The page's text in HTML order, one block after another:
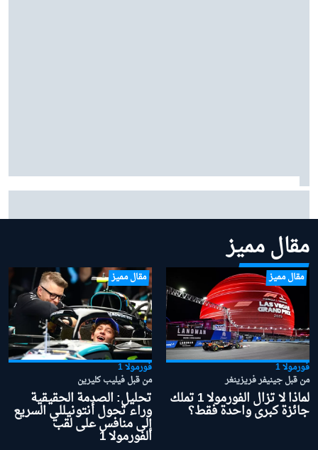
بينوتو يردّ على شائعات ساينز وبياسـتري: "نحن سعداء
مقال مميز
مقال مميز
فورمولا 1
من قبل جينيفر فريزينغر
لماذا لا تزال الفورمولا 1 تملك
جائزة كبرى واحدة فقط؟
مقال مميز
فورمولا 1
من قبل فيليب كليرين
تحليل: الصدمة الحقيقية
وراء تحول أنتونيللي السريع
إلى منافس على لقب
الفورمولا 1